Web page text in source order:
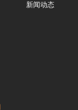
新闻动态